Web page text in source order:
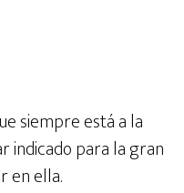
siempre está a la
indicado para la gran
en ella.